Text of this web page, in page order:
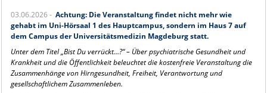
INTERNATIONAL
INTRANET
03.06.2026 - Achtung: Die Veranstaltung findet nicht mehr wie
gehabt im Uni-Hörsaal 1 des Hauptcampus, sondern im Haus 7 auf
dem Campus der Universitätsmedizin Magdeburg statt.
Unter dem Titel „Bist Du verrückt…?“ – Über psychiatrische Gesundheit und
Krankheit und die Öffentlichkeit beleuchtet die kostenfreie Veranstaltung die
Zusammenhänge von Hirngesundheit, Freiheit, Verantwortung und
gesellschaftlichem Zusammenleben.